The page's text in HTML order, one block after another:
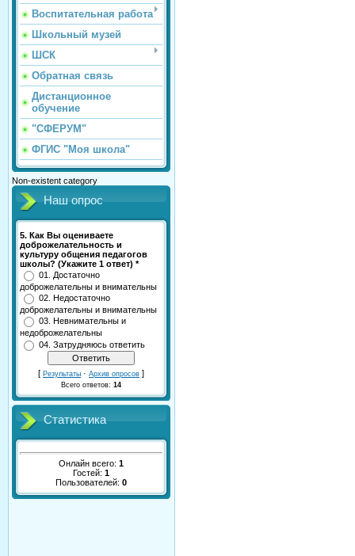
Воспитательная работа
Школьный музей
ШСК
Обратная связь
Дистанционное
обучение
"СФЕРУМ"
ФГИС "Моя школа"
Non-existent category
Наш опрос
5. Как Вы оцениваете
доброжелательность и
культуру общения педагогов
школы? (Укажите 1 ответ) *
01. Достаточно
доброжелательны и внимательны
02. Недостаточно
доброжелательны и внимательны
03. Невнимательны и
недоброжелательны
04. Затрудняюсь ответить
[ Результаты · Архив опросов ]
Всего ответов: 14
Статистика
Онлайн всего: 1
Гостей: 1
Пользователей: 0